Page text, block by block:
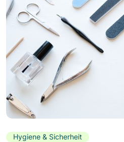
Hygiene & Sicherheit